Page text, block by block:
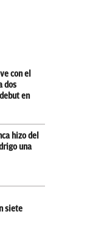
con el
dos
en
hizo del
una
siete